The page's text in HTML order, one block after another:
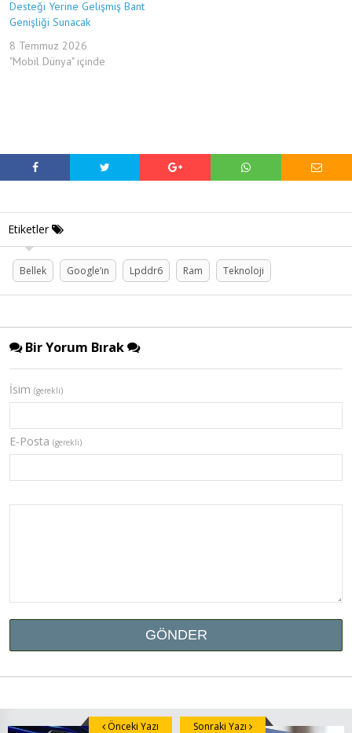
Desteği Yerine Gelişmiş Bant
Genişliği Sunacak
8 Temmuz 2026
"Mobil Dünya" içinde
Etiketler
Bellek Google’ın Lpddr6 Ram Teknoloji
Bir Yorum Bırak
İsim (gerekli)
E-Posta (gerekli)
Önceki Yazı Sonraki Yazı